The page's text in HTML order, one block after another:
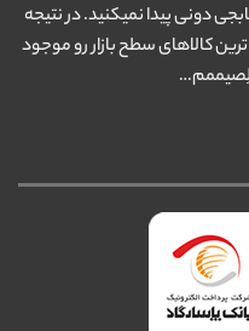
دونی پیدا نمیکنید. در نتیجه
کالاهای سطح بازار رو موجود